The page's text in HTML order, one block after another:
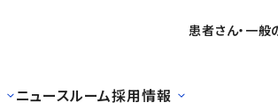
患者さん・一般
ニュースルーム採用情報